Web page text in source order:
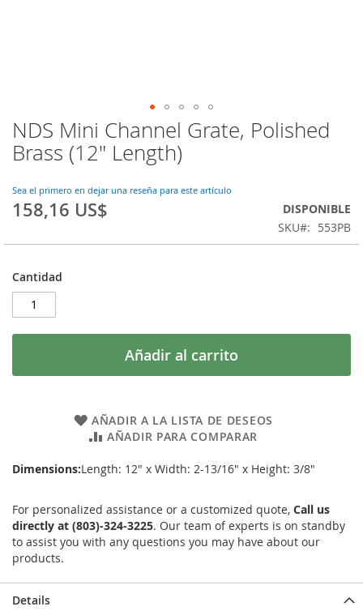
Saltar
al
comienzo
la
galería
NDS Mini Channel Grate, Polished
Brass (12" Length)
Sea el primero en dejar una reseña para este artículo
158,16 US$
DISPONIBLE
SKU
553PB
Cantidad
Añadir al carrito
AÑADIR A LA LISTA DE DESEOS
AÑADIR PARA COMPARAR
Dimensions:Length: 12" x Width: 2-13/16" x Height: 3/8"
For personalized assistance or a customized quote, Call us
directly at (803)-324-3225. Our team of experts is on standby
to assist you with any questions you may have about our
products.
Details